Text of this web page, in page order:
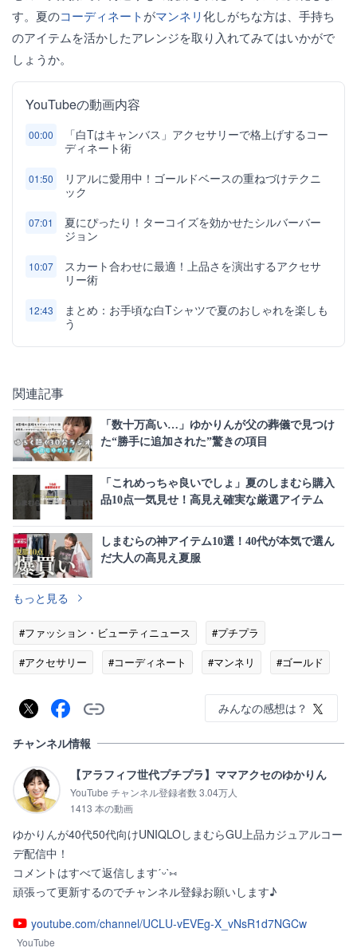
す。夏のコーディネートがマンネリ化しがちな方は、手持ち
のアイテムを活かしたアレンジを取り入れてみてはいかがで
しょうか。
YouTubeの動画内容
00:00
「白Tはキャンバス」アクセサリーで格上げするコー
ディネート術
01:50
リアルに愛用中！ゴールドベースの重ねづけテクニ
ック
07:01
夏にぴったり！ターコイズを効かせたシルバーバー
ジョン
10:07
スカート合わせに最適！上品さを演出するアクセサ
リー術
12:43
まとめ：お手頃な白Tシャツで夏のおしゃれを楽しも
う
関連記事
「数十万高い…」ゆかりんが父の葬儀で見つけ
た“勝手に追加された”驚きの項目
「これめっちゃ良いでしょ」夏のしまむら購入
品10点一気見せ！高見え確実な厳選アイテム
しまむらの神アイテム10選！40代が本気で選ん
だ大人の高見え夏服
もっと見る
#ファッション・ビューティニュース
#プチプラ
#アクセサリー
#コーディネート #マンネリ
#ゴールド
みんなの感想は？
チャンネル情報
【アラフィフ世代プチプラ】ママアクセのゆかりん
YouTube チャンネル登録者数 3.04万人
1413 本の動画
ゆかりんが40代50代向けUNIQLOしまむらGU上品カジュアルコー
デ配信中！
コメントはすべて返信しますˊᵕˋ⑅
頑張って更新するのでチャンネル登録お願いします♪
youtube.com/channel/UCLU-vEVEg-X_vNsR1d7NGCw
YouTube